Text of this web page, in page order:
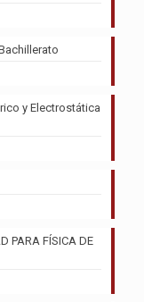
y Electrostática
PARA FÍSICA DE